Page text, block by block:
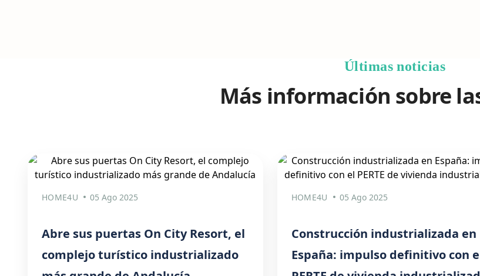
Últimas noticias
Más información sobre
HOME4U 05 Ago 2025
Abre sus puertas On City Resort, el
complejo turístico industrializado
HOME4U 05 Ago 2025
Construcción industrializada en
España: impulso definitivo con